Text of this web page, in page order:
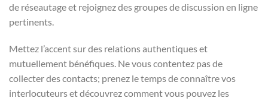
de réseautage et rejoignez des groupes de discussion en ligne
pertinents.
Mettez l’accent sur des relations authentiques et
mutuellement bénéfiques. Ne vous contentez pas de
collecter des contacts; prenez le temps de connaître vos
interlocuteurs et découvrez comment vous pouvez les